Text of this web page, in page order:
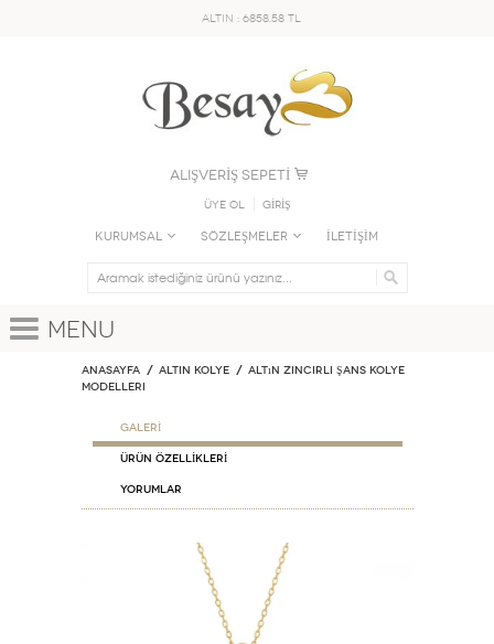
ALTIN : 6858.58 TL
ALIŞVERİŞ SEPETİ
Üye Ol GİRİŞ
KURUMSAL SÖZLEŞMELER İLETİŞİM
Menu
Anasayfa ALTIN KOLYE
Altın Zincirli Şans Kolye
Modelleri
GALERİ
ÜRÜN ÖZELLİKLERİ
Yorumlar